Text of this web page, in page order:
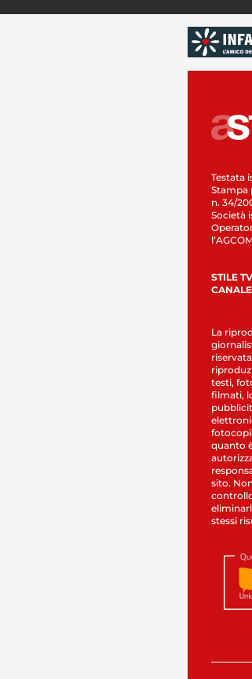
Testata
Stampa
n. 34/
Società
STILE
La
testi,
filmati,
quanto
sito.
stessi